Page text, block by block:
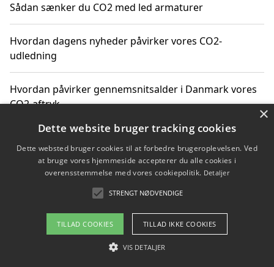
Sådan sænker du CO2 med led armaturer
Hvordan dagens nyheder påvirker vores CO2-
udledning
Hvordan påvirker gennemsnitsalder i Danmark vores
CO2-aftryk
Hvordan nyheder om CO2-udledning påvirker vores
hverdag
Om / kontakt
Blog Betingelser
×
Dette website bruger tracking cookies
Dette websted bruger cookies til at forbedre brugeroplevelsen. Ved
at bruge vores hjemmeside accepterer du alle cookies i
overensstemmelse med vores cookiepolitik. Detaljer
STRENGT NØDVENDIGE
TILLAD COOKIES TILLAD IKKE COOKIES
VIS DETALJER